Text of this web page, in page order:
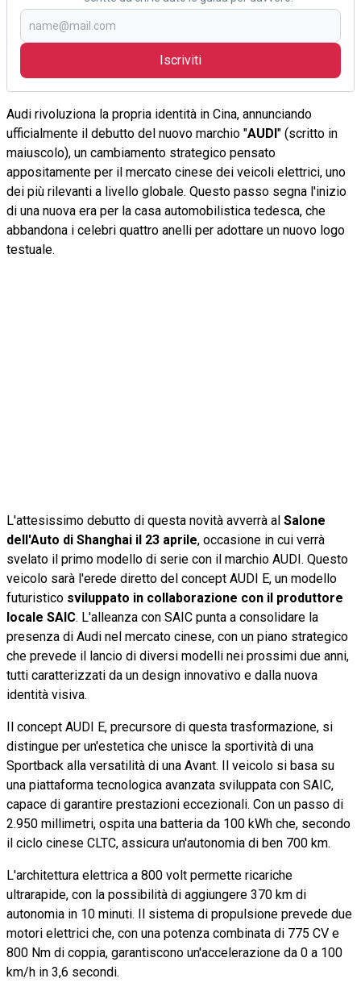
Iscriviti
Audi rivoluziona la propria identità in Cina, annunciando
ufficialmente il debutto del nuovo marchio "AUDI" (scritto in
maiuscolo), un cambiamento strategico pensato
appositamente per il mercato cinese dei veicoli elettrici, uno
dei più rilevanti a livello globale. Questo passo segna l'inizio
di una nuova era per la casa automobilistica tedesca, che
abbandona i celebri quattro anelli per adottare un nuovo logo
testuale.
L'attesissimo debutto di questa novità avverrà al Salone
dell'Auto di Shanghai il 23 aprile, occasione in cui verrà
svelato il primo modello di serie con il marchio AUDI. Questo
veicolo sarà l'erede diretto del concept AUDI E, un modello
futuristico sviluppato in collaborazione con il produttore
locale SAIC. L'alleanza con SAIC punta a consolidare la
presenza di Audi nel mercato cinese, con un piano strategico
che prevede il lancio di diversi modelli nei prossimi due anni,
tutti caratterizzati da un design innovativo e dalla nuova
identità visiva.
Il concept AUDI E, precursore di questa trasformazione, si
distingue per un'estetica che unisce la sportività di una
Sportback alla versatilità di una Avant. Il veicolo si basa su
una piattaforma tecnologica avanzata sviluppata con SAIC,
capace di garantire prestazioni eccezionali. Con un passo di
2.950 millimetri, ospita una batteria da 100 kWh che, secondo
il ciclo cinese CLTC, assicura un'autonomia di ben 700 km.
L'architettura elettrica a 800 volt permette ricariche
ultrarapide, con la possibilità di aggiungere 370 km di
autonomia in 10 minuti. Il sistema di propulsione prevede due
motori elettrici che, con una potenza combinata di 775 CV e
800 Nm di coppia, garantiscono un'accelerazione da 0 a 100
km/h in 3,6 secondi.